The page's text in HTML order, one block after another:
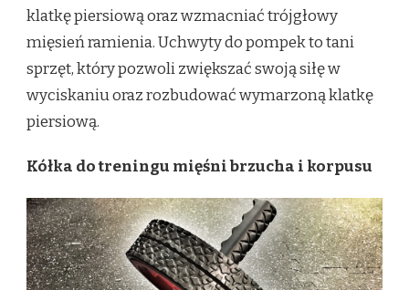
klatkę piersiową oraz wzmacniać trójgłowy
mięsień ramienia. Uchwyty do pompek to tani
sprzęt, który pozwoli zwiększać swoją siłę w
wyciskaniu oraz rozbudować wymarzoną klatkę
piersiową.
Kółka do treningu mięśni brzucha i korpusu